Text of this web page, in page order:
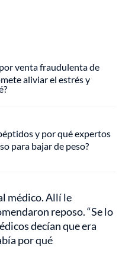
venta fraudulenta de
aliviar el estrés y
y por qué expertos
para bajar de peso?
médico. Allí le
reposo. “Se lo
decían que era
por qué